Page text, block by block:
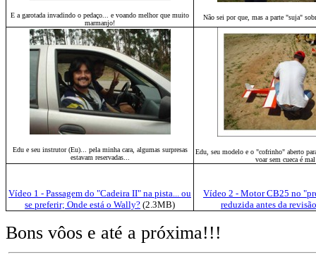
E a garotada invadindo o pedaço... e voando melhor que muito
marmanjo!
Não sei por que, mas a parte "suja"
Edu e seu instrutor (Eu)... pela minha cara, algumas surpresas
estavam reservadas...
Edu, seu modelo e o "cofrinho" aberto
voar sem cueca é
Vídeo 1 - Passagem do "Cadeira II" na pista... ou
se preferir; Onde está o Wally? (2.3MB)
Vídeo 2 - Motor CB25 no
reduzida antes da
Bons vôos e até a próxima!!!